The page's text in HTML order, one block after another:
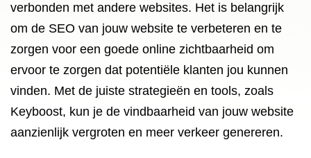
verbonden met andere websites. Het is belangrijk
om de SEO van jouw website te verbeteren en te
zorgen voor een goede online zichtbaarheid om
ervoor te zorgen dat potentiële klanten jou kunnen
vinden. Met de juiste strategieën en tools, zoals
Keyboost, kun je de vindbaarheid van jouw website
aanzienlijk vergroten en meer verkeer genereren.